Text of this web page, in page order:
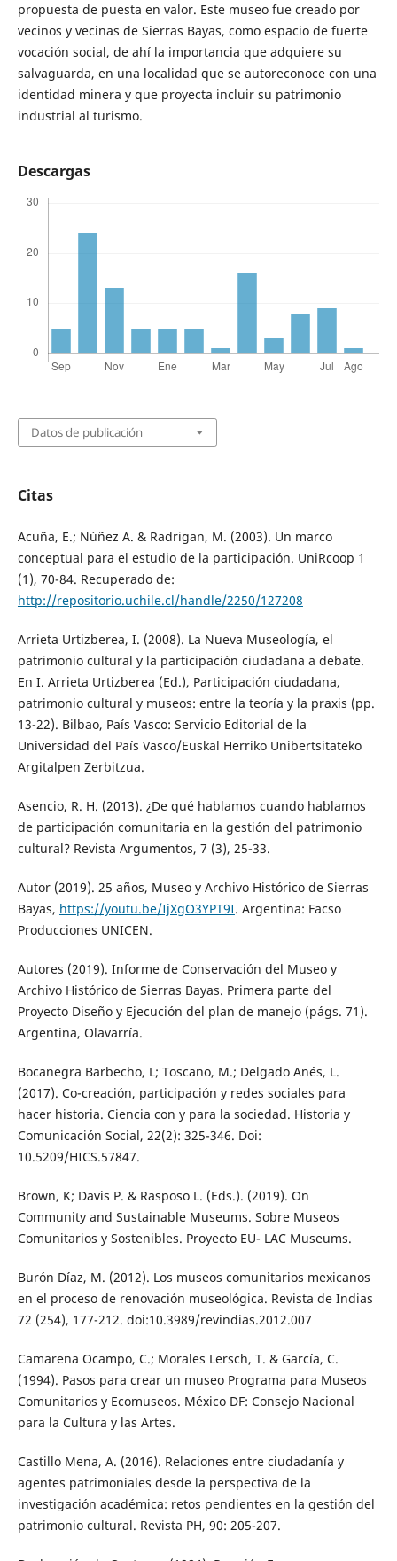
propuesta de puesta en valor. Este museo fue creado por
vecinos y vecinas de Sierras Bayas, como espacio de fuerte
vocación social, de ahí la importancia que adquiere su
salvaguarda, en una localidad que se autoreconoce con una
identidad minera y que proyecta incluir su patrimonio
industrial al turismo.
Descargas
Datos de publicación
Citas
Acuña, E.; Núñez A. & Radrigan, M. (2003). Un marco
conceptual para el estudio de la participación. UniRcoop 1
(1), 70-84. Recuperado de:
http://repositorio.uchile.cl/handle/2250/127208
Arrieta Urtizberea, I. (2008). La Nueva Museología, el
patrimonio cultural y la participación ciudadana a debate.
En I. Arrieta Urtizberea (Ed.), Participación ciudadana,
patrimonio cultural y museos: entre la teoría y la praxis (pp.
13-22). Bilbao, País Vasco: Servicio Editorial de la
Universidad del País Vasco/Euskal Herriko Unibertsitateko
Argitalpen Zerbitzua.
Asencio, R. H. (2013). ¿De qué hablamos cuando hablamos
de participación comunitaria en la gestión del patrimonio
cultural? Revista Argumentos, 7 (3), 25-33.
Autor (2019). 25 años, Museo y Archivo Histórico de Sierras
Bayas, https://youtu.be/IjXgO3YPT9I. Argentina: Facso
Producciones UNICEN.
Autores (2019). Informe de Conservación del Museo y
Archivo Histórico de Sierras Bayas. Primera parte del
Proyecto Diseño y Ejecución del plan de manejo (págs. 71).
Argentina, Olavarría.
Bocanegra Barbecho, L; Toscano, M.; Delgado Anés, L.
(2017). Co-creación, participación y redes sociales para
hacer historia. Ciencia con y para la sociedad. Historia y
Comunicación Social, 22(2): 325-346. Doi:
10.5209/HICS.57847.
Brown, K; Davis P. & Rasposo L. (Eds.). (2019). On
Community and Sustainable Museums. Sobre Museos
Comunitarios y Sostenibles. Proyecto EU- LAC Museums.
Burón Díaz, M. (2012). Los museos comunitarios mexicanos
en el proceso de renovación museológica. Revista de Indias
72 (254), 177-212. doi:10.3989/revindias.2012.007
Camarena Ocampo, C.; Morales Lersch, T. & García, C.
(1994). Pasos para crear un museo Programa para Museos
Comunitarios y Ecomuseos. México DF: Consejo Nacional
para la Cultura y las Artes.
Castillo Mena, A. (2016). Relaciones entre ciudadanía y
agentes patrimoniales desde la perspectiva de la
investigación académica: retos pendientes en la gestión del
patrimonio cultural. Revista PH, 90: 205-207.